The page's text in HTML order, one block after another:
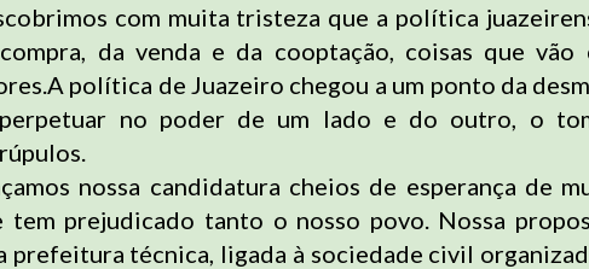
com muita tristeza que a política
da venda e da cooptação, coisas que vão
política de Juazeiro chegou a um ponto da
no poder de um lado e do outro, o
nossa candidatura cheios de esperança de
tem prejudicado tanto o nosso povo. Nossa
prefeitura técnica, ligada à sociedade civil